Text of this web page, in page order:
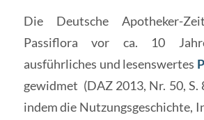
Die Deutsche Apotheker-
Passiflora vor ca. 10
ausführliches und lesenswertes
gewidmet (DAZ 2013, Nr. 50, S.
indem die Nutzungsgeschichte,